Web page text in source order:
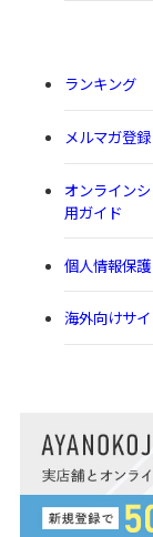
ランキング
メルマガ登録
オンライン
用ガイド
個人情報保
海外向けサ